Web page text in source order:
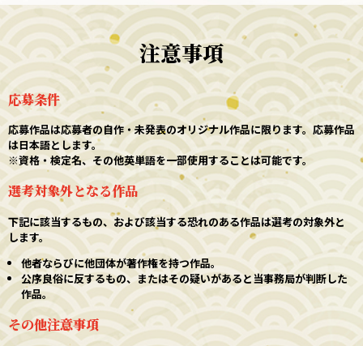
注意事項
応募条件
応募作品は応募者の自作・未発表のオリジナル作品に限ります。応募作品
は日本語とします。
※資格・検定名、その他英単語を一部使用することは可能です。
選考対象外となる作品
下記に該当するもの、および該当する恐れのある作品は選考の対象外と
します。
他者ならびに他団体が著作権を持つ作品。
公序良俗に反するもの、またはその疑いがあると当事務局が判断した
作品。
その他注意事項